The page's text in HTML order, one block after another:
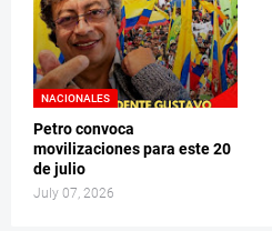
NACIONALES
Petro convoca
movilizaciones para este 20
de julio
July 07, 2026